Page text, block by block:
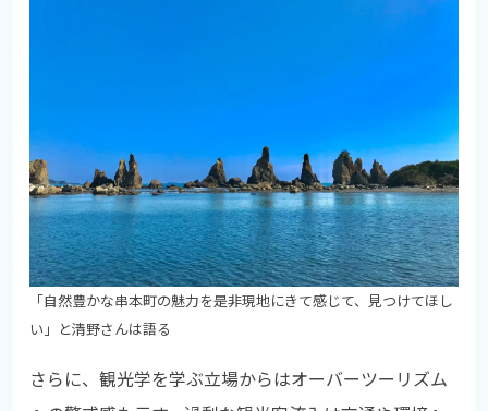
「自然豊かな串本町の魅力を是非現地にきて感じて、見つけてほし
い」と清野さんは語る
さらに、観光学を学ぶ立場からはオーバーツーリズム